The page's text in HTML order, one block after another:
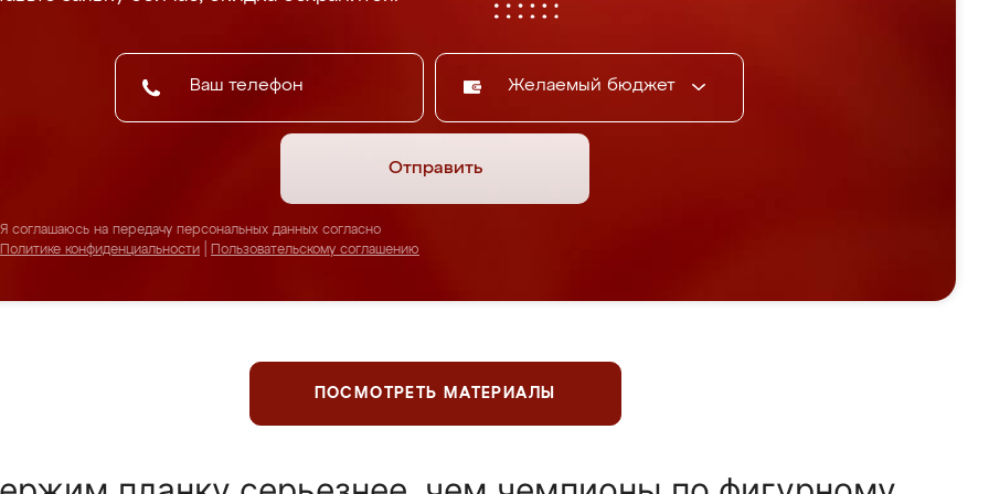
Желаемый бюджет
Отправить
Я соглашаюсь на передачу персональных данных согласно
Политике конфиденциальности
Пользовательскому соглашению
ПОСМОТРЕТЬ МАТЕРИАЛЫ